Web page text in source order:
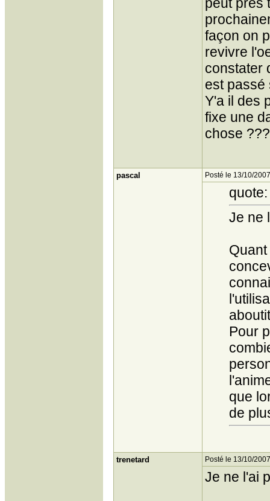
façon on
revivre
constater
est passé
Y'a il des
fixe une
chose ???
pascal Posté le 13/10/
quote:
Je ne
Pour
que
de
trenetard Posté le 13/10/
Je ne l'ai